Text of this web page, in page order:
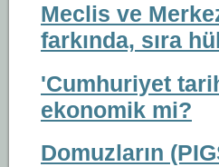
Meclis ve
farkında, sıra
'Cumhuriyet
ekonomik mi?
Domuzların